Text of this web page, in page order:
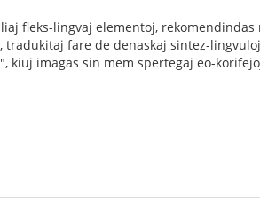
fleks-lingvaj elementoj,
fare de denaskaj sintez-
kiuj imagas sin mem spertegaj eo-